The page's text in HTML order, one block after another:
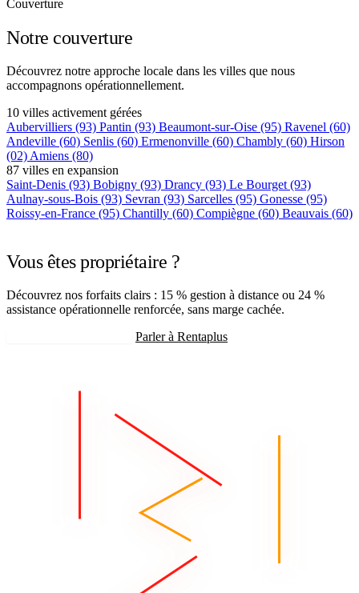
Couverture
Notre couverture
Découvrez notre approche locale dans les villes que nous
accompagnons opérationnellement.
10 villes activement gérées
Aubervilliers (93) Pantin (93) Beaumont-sur-Oise (95) Ravenel (60)
Andeville (60) Senlis (60) Ermenonville (60) Chambly (60) Hirson
(02) Amiens (80)
87 villes en expansion
Saint-Denis (93) Bobigny (93) Drancy (93) Le Bourget (93)
Aulnay-sous-Bois (93) Sevran (93) Sarcelles (95) Gonesse (95)
Roissy-en-France (95) Chantilly (60) Compiègne (60) Beauvais (60)
Vous êtes propriétaire ?
Découvrez nos forfaits clairs : 15 % gestion à distance ou 24 %
assistance opérationnelle renforcée, sans marge cachée.
Parler à Rentaplus